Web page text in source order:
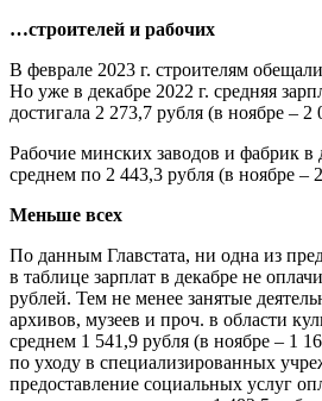
…строителей и рабочих
В феврале 2023 г. строителям
Но уже в декабре 2022 г. средняя
достигала 2 273,7 рубля (в ноябре – 2
Рабочие минских заводов и фабрик в
среднем по 2 443,3 рубля (в ноябре –
Меньше всех
По данным Главстата, ни одна из
в таблице зарплат в декабре не
рублей. Тем не менее занятые
архивов, музеев и проч. в области
среднем 1 541,9 рубля (в ноябре – 1
по уходу в специализированных
предоставление социальных услуг